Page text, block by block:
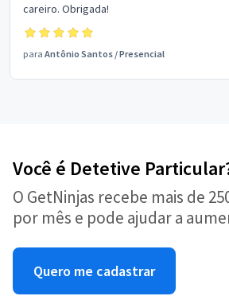
careiro. Obrigada!
para Antônio Santos /Presencial
Você é Detetive
O GetNinjas recebe mais de
por mês e pode ajudar a
Quero me cadastrar